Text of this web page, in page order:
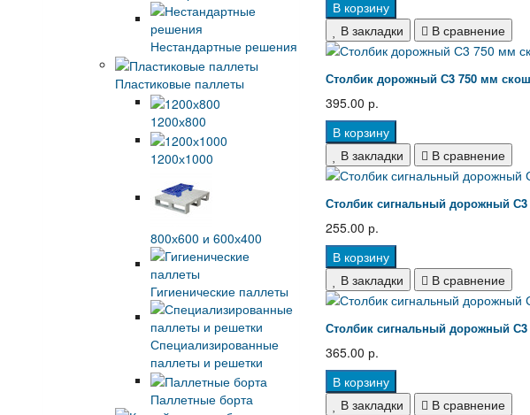
Нестандартные решения
Пластиковые паллеты
1200х800
1200х1000
800х600 и 600х400
Гигиенические паллеты
Специализированные
паллеты и решетки
Паллетные борта
В корзину
В закладки
В сравнение
Столбик дорожный С3 750 мм
395.00 р.
В корзину
В закладки
В сравнение
Столбик сигнальный дорожный
255.00 р.
В корзину
В закладки
В сравнение
Столбик сигнальный дорожный
365.00 р.
В корзину
В закладки
В сравнение